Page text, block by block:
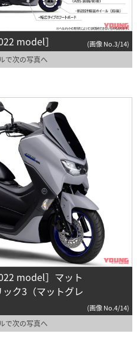
model］ (画像 No.3/14)
で次の写真へ
model］マット
ク3（マットグレ
(画像 No.4/14)
で次の写真へ